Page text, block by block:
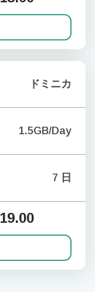
ドミニカ
1.5GB/Day
7 日
19.00